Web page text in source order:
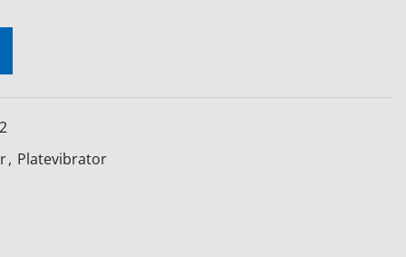
, Platevibrator